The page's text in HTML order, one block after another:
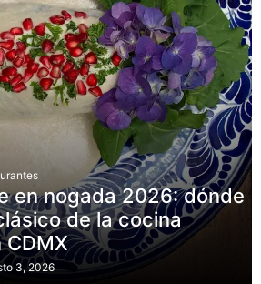
en nogada 2026: dónde
de la cocina
CDMX
3, 2026